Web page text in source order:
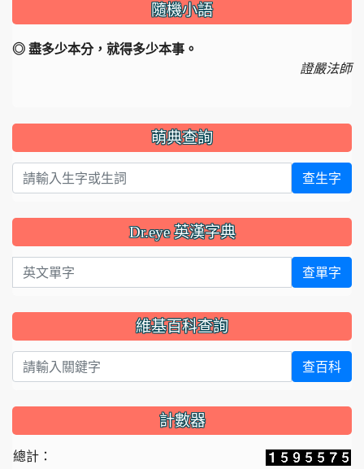
隨機小語
◎ 盡多少本分，就得多少本事。
證嚴法師
萌典查詢
查生字
Dr.eye 英漢字典
英文單字 查單字
維基百科查詢
查百科
計數器
總計：